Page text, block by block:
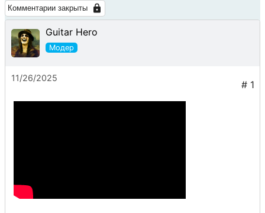
Комментарии закрыты
Guitar Hero
11/26/2025